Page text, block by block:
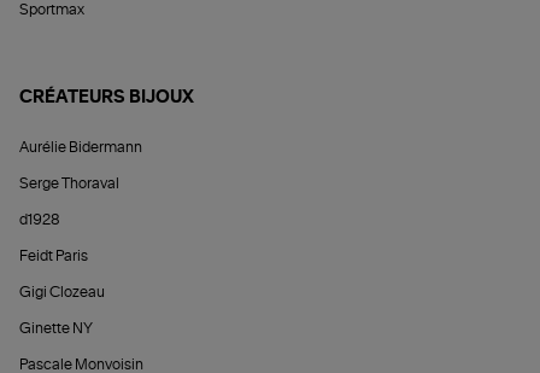
Sportmax
CRÉATEURS BIJOUX
Aurélie Bidermann
Serge Thoraval
d1928
Feidt Paris
Gigi Clozeau
Ginette NY
Pascale Monvoisin